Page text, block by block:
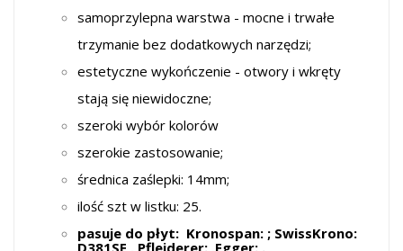
samoprzylepna warstwa - mocne i trwałe
trzymanie bez dodatkowych narzędzi;
estetyczne wykończenie - otwory i wkręty
stają się niewidoczne;
szeroki wybór kolorów
szerokie zastosowanie;
średnica zaślepki: 14mm;
ilość szt w listku: 25.
pasuje do płyt: Kronospan: ; SwissKrono:
D381SE , Pfleiderer: ,Egger: .